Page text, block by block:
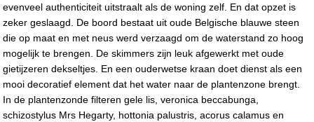
evenveel authenticiteit uitstraalt als de woning zelf. En dat opzet is
zeker geslaagd. De boord bestaat uit oude Belgische blauwe steen
die op maat en met neus werd verzaagd om de waterstand zo hoog
mogelijk te brengen. De skimmers zijn leuk afgewerkt met oude
gietijzeren dekseltjes. En een ouderwetse kraan doet dienst als een
mooi decoratief element dat het water naar de plantenzone brengt.
In de plantenzonde filteren gele lis, veronica beccabunga,
schizostylus Mrs Hegarty, hottonia palustris, acorus calamus en